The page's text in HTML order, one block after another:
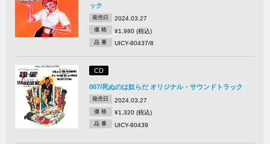
ック
発売日 2024.03.27
価 格 ¥1,980 (税込)
品 番 UICY-80437/8
CD
007/死ぬのは奴らだ オリジナル・サウンドトラック
発売日 2024.03.27
価 格 ¥1,320 (税込)
品 番 UICY-80439